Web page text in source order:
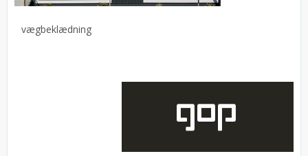
vægbeklædning